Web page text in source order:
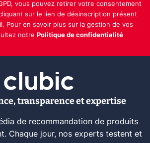
vous pouvez retirer votre consentement
sur le lien de désinscription présent
Pour en savoir plus sur la gestion de vos
notre Politique de confidentialité
transparence et expertise
de recommandation de produits
Chaque jour, nos experts testent et